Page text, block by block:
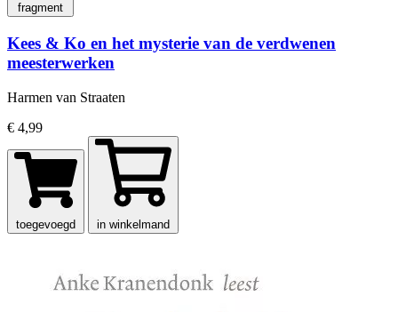
fragment
Kees & Ko en het mysterie van de verdwenen
meesterwerken
Harmen van Straaten
€ 4,99
toegevoegd in winkelmand